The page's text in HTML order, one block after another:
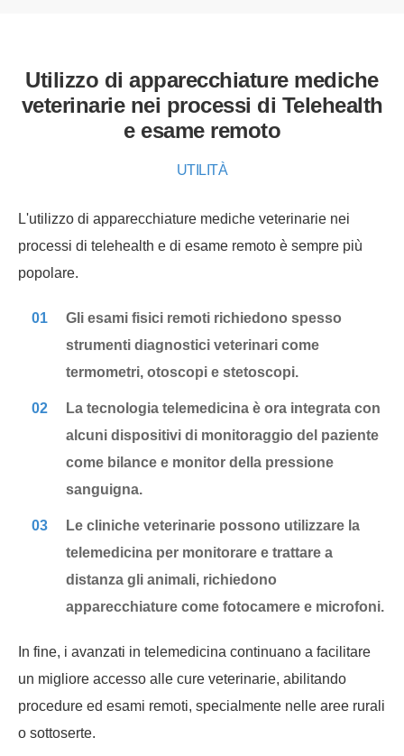
Utilizzo di apparecchiature mediche
veterinarie nei processi di Telehealth
e esame remoto
UTILITÀ
L'utilizzo di apparecchiature mediche veterinarie nei
processi di telehealth e di esame remoto è sempre più
popolare.
01
Gli esami fisici remoti richiedono spesso
strumenti diagnostici veterinari come
termometri, otoscopi e stetoscopi.
02
La tecnologia telemedicina è ora integrata con
alcuni dispositivi di monitoraggio del paziente
come bilance e monitor della pressione
sanguigna.
03
Le cliniche veterinarie possono utilizzare la
telemedicina per monitorare e trattare a
distanza gli animali, richiedono
apparecchiature come fotocamere e microfoni.
In fine, i avanzati in telemedicina continuano a facilitare
un migliore accesso alle cure veterinarie, abilitando
procedure ed esami remoti, specialmente nelle aree rurali
o sottoserte.